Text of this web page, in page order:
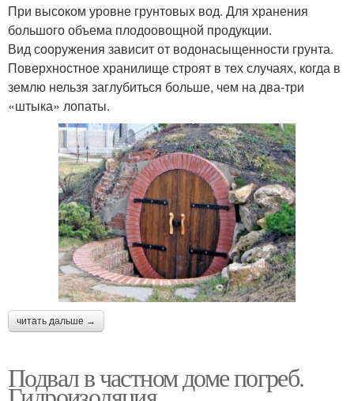
При высоком уровне грунтовых вод. Для хранения
большого объема плодоовощной продукции.
Вид сооружения зависит от водонасыщенности грунта.
Поверхностное хранилище строят в тех случаях, когда в
землю нельзя заглубиться больше, чем на два-три
«штыка» лопаты.
читать дальше →
Подвал в частном доме погреб.